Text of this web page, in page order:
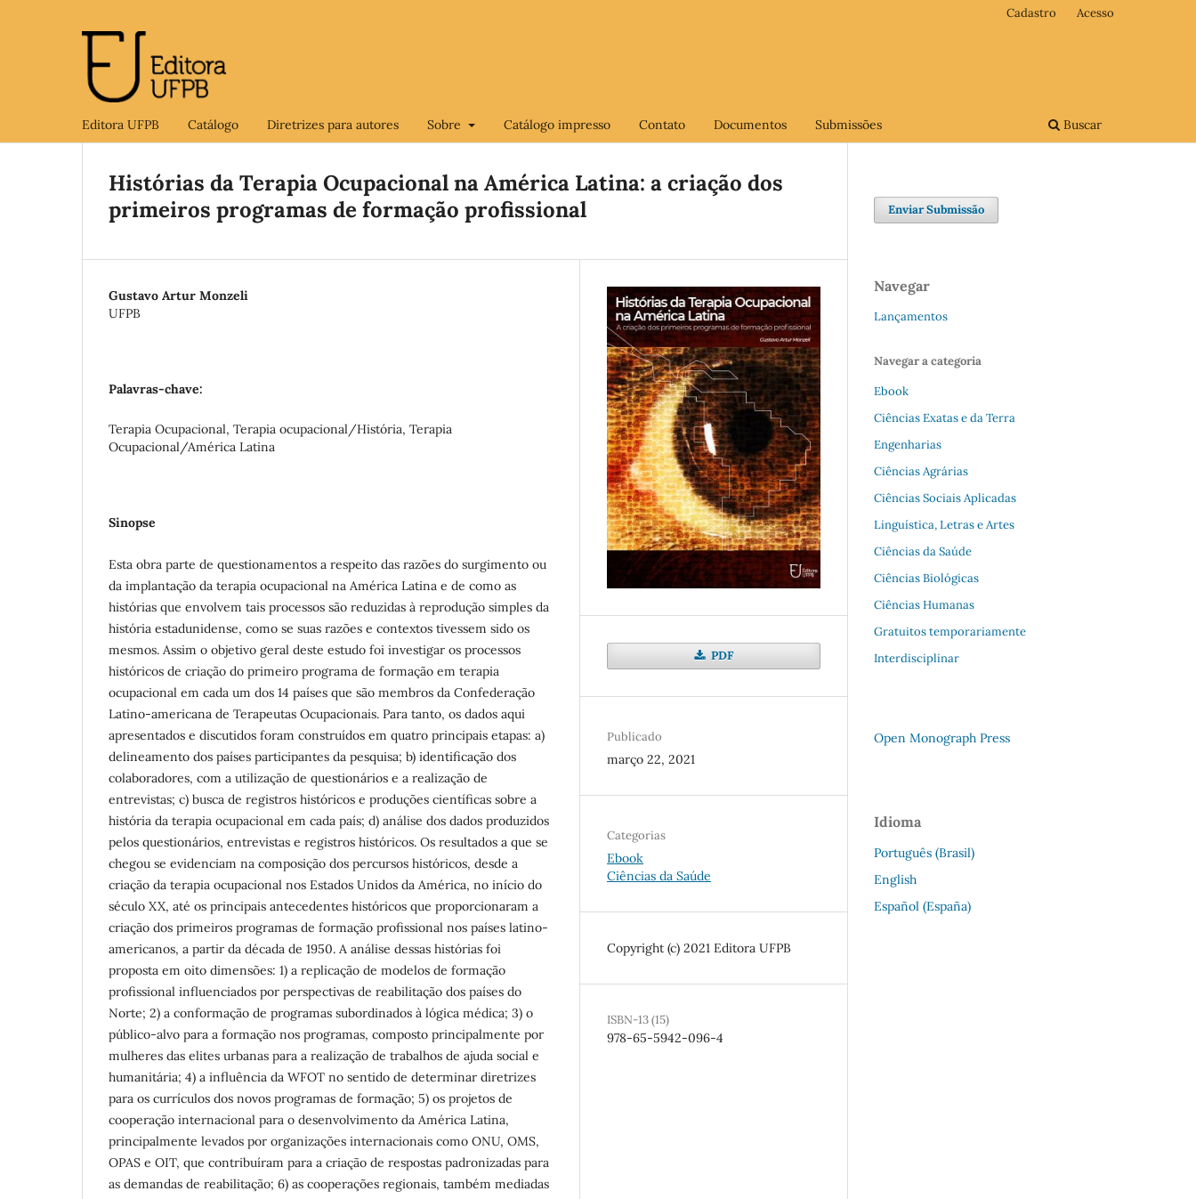
Editora UFPB Catálogo Diretrizes para autores Sobre Catálogo impresso Contato Documentos Submissões Buscar
Cadastro Acesso
Histórias da Terapia Ocupacional na América Latina: a criação dos
primeiros programas de formação profissional
Gustavo Artur Monzeli
UFPB
Palavras-chave:
Terapia Ocupacional, Terapia ocupacional/História, Terapia
Ocupacional/América Latina
Sinopse
Esta obra parte de questionamentos a respeito das razões do surgimento ou
da implantação da terapia ocupacional na América Latina e de como as
histórias que envolvem tais processos são reduzidas à reprodução simples da
história estadunidense, como se suas razões e contextos tivessem sido os
mesmos. Assim o objetivo geral deste estudo foi investigar os processos
históricos de criação do primeiro programa de formação em terapia
ocupacional em cada um dos 14 países que são membros da Confederação
Latino-americana de Terapeutas Ocupacionais. Para tanto, os dados aqui
apresentados e discutidos foram construídos em quatro principais etapas: a)
delineamento dos países participantes da pesquisa; b) identificação dos
colaboradores, com a utilização de questionários e a realização de
entrevistas; c) busca de registros históricos e produções científicas sobre a
história da terapia ocupacional em cada país; d) análise dos dados produzidos
pelos questionários, entrevistas e registros históricos. Os resultados a que se
chegou se evidenciam na composição dos percursos históricos, desde a
criação da terapia ocupacional nos Estados Unidos da América, no início do
século XX, até os principais antecedentes históricos que proporcionaram a
criação dos primeiros programas de formação profissional nos países latino-
americanos, a partir da década de 1950. A análise dessas histórias foi
proposta em oito dimensões: 1) a replicação de modelos de formação
profissional influenciados por perspectivas de reabilitação dos países do
Norte; 2) a conformação de programas subordinados à lógica médica; 3) o
público-alvo para a formação nos programas, composto principalmente por
mulheres das elites urbanas para a realização de trabalhos de ajuda social e
humanitária; 4) a influência da WFOT no sentido de determinar diretrizes
para os currículos dos novos programas de formação; 5) os projetos de
cooperação internacional para o desenvolvimento da América Latina,
principalmente levados por organizações internacionais como ONU, OMS,
OPAS e OIT, que contribuíram para a criação de respostas padronizadas para
as demandas de reabilitação; 6) as cooperações regionais, também mediadas
PDF
Publicado
março 22, 2021
Categorias
Ebook
Ciências da Saúde
Copyright (c) 2021 Editora UFPB
ISBN-13 (15)
978-65-5942-096-4
Enviar Submissão
Navegar
Lançamentos
Navegar a categoria
Ebook
Ciências Exatas e da Terra
Engenharias
Ciências Agrárias
Ciências Sociais Aplicadas
Linguística, Letras e Artes
Ciências da Saúde
Ciências Biológicas
Ciências Humanas
Gratuitos temporariamente
Interdisciplinar
Open Monograph Press
Idioma
Português (Brasil)
English
Español (España)